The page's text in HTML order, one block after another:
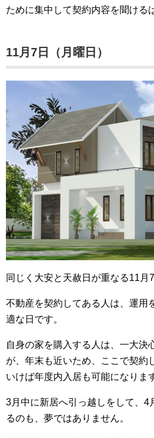
ために集中して契約内容を聞ける
11月7日（月曜日）
同じく大安と天赦日が重なる11月7
不動産を契約してある人は、運用
適な日です。
自身の家を購入する人は、一大決
が、年末も近いため、ここで契約
いけば年度内入居も可能になりま
3月中に新居へ引っ越しをして、4
るのも、夢ではありません。